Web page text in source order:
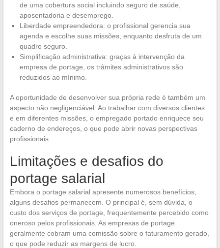
de uma cobertura social incluindo seguro de saúde,
aposentadoria e desemprego.
Liberdade empreendedora: o profissional gerencia sua
agenda e escolhe suas missões, enquanto desfruta de um
quadro seguro.
Simplificação administrativa: graças à intervenção da
empresa de portage, os trâmites administrativos são
reduzidos ao mínimo.
A oportunidade de desenvolver sua própria rede é também um
aspecto não negligenciável. Ao trabalhar com diversos clientes
e em diferentes missões, o empregado portado enriquece seu
caderno de endereços, o que pode abrir novas perspectivas
profissionais.
Limitações e desafios do
portage salarial
Embora o portage salarial apresente numerosos benefícios,
alguns desafios permanecem. O principal é, sem dúvida, o
custo dos serviços de portage, frequentemente percebido como
oneroso pelos profissionais. As empresas de portage
geralmente cobram uma comissão sobre o faturamento gerado,
o que pode reduzir as margens de lucro.